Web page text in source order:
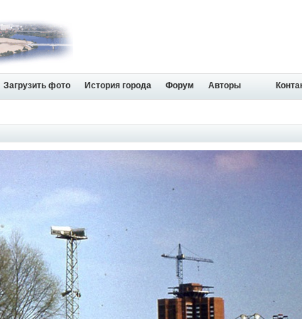
Загрузить фото История города Форум Авторы